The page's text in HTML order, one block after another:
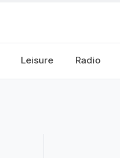
Leisure Radio